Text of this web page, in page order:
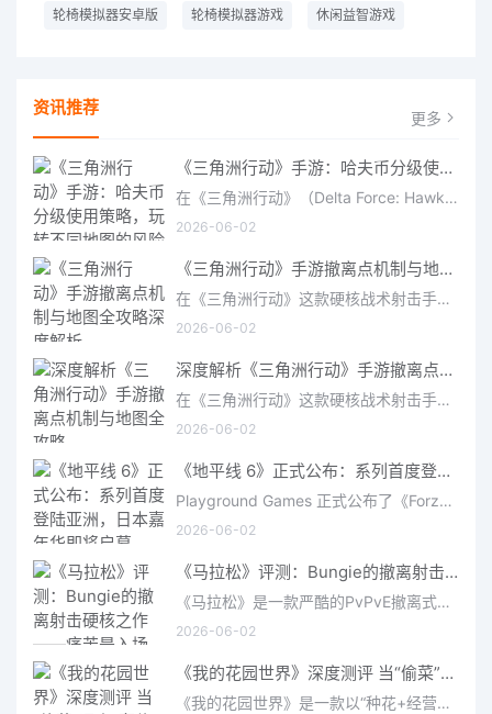
轮椅模拟器安卓版 轮椅模拟器游戏 休闲益智游戏
资讯推荐 更多
《三角洲行动》手游：哈夫币分级使用策略，玩转不同地图的风险与回报
在《三角洲行动》（Delta Force: Hawk Ops）“烽火地带”模式中，地图被划分为“普通”、“机密”和“绝密”三个
2026-06-02
《三角洲行动》手游撤离点机制与地图全攻略深度解析
在《三角洲行动》这款硬核战术射击手游中，撤离是每位干员行动的核心目标。无论你在战场中搜刮了多少高价值物
2026-06-02
深度解析《三角洲行动》手游撤离点机制与地图全攻略
在《三角洲行动》这款硬核战术射击手游中，撤离是每位干员行动的核心目标。无论你在战场中搜刮了多少高价值物
2026-06-02
《地平线 6》正式公布：系列首度登陆亚洲，日本嘉年华即将启幕
Playground Games 正式公布了《Forza Horizon 6》，这次备受赞誉的地平线嘉年华将首次驶入亚洲，落户日本。玩家
2026-06-02
《马拉松》评测：Bungie的撤离射击硬核之作——痛苦是入场券，回报是顶级的
《马拉松》是一款严酷的PvPvE撤离式射击游戏，现已登陆PS5、Xbox Series X/S和PC。它继承了Bungie上世纪90年
2026-06-02
《我的花园世界》深度测评 当“偷菜”遇上“奢侈品”
《我的花园世界》是一款以“种花+经营+社交”为核心的模拟经营类手游。游戏将玩家置于一个古风花园环境中，扮